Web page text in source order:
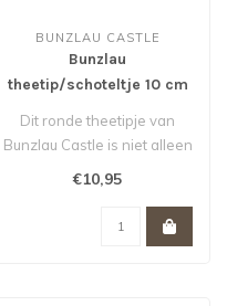
BUNZLAU CASTLE
Bunzlau
theetip/schoteltje 10 cm
Dit ronde theetipje van
Bunzlau Castle is niet alleen
handig voor je gebruikte t..
€10,95